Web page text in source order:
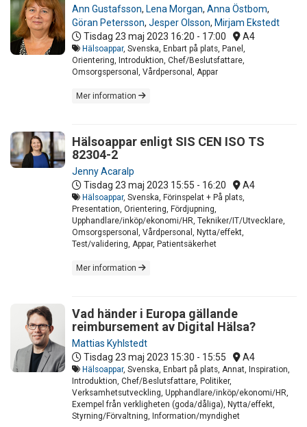
Ann Gustafsson, Lena Morgan, Anna Östbom,
Göran Petersson, Jesper Olsson, Mirjam Ekstedt
Tisdag 23 maj 2023 16:20 - 17:00 A4
Hälsoappar, Svenska, Enbart på plats, Panel,
Orientering, Introduktion, Chef/Beslutsfattare,
Omsorgspersonal, Vårdpersonal, Appar
Mer information
Hälsoappar enligt SIS CEN ISO TS
82304-2
Jenny Acaralp
Tisdag 23 maj 2023 15:55 - 16:20 A4
Hälsoappar, Svenska, Förinspelat + På plats,
Presentation, Orientering, Fördjupning,
Upphandlare/inköp/ekonomi/HR, Tekniker/IT/Utvecklare,
Omsorgspersonal, Vårdpersonal, Nytta/effekt,
Test/validering, Appar, Patientsäkerhet
Mer information
Vad händer i Europa gällande
reimbursement av Digital Hälsa?
Mattias Kyhlstedt
Tisdag 23 maj 2023 15:30 - 15:55 A4
Hälsoappar, Svenska, Enbart på plats, Annat, Inspiration,
Introduktion, Chef/Beslutsfattare, Politiker,
Verksamhetsutveckling, Upphandlare/inköp/ekonomi/HR,
Exempel från verkligheten (goda/dåliga), Nytta/effekt,
Styrning/Förvaltning, Information/myndighet